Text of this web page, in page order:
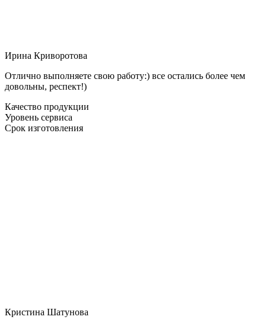
Ирина Криворотова
Отлично выполняете свою работу:) все остались более чем
довольны, респект!)
Качество продукции
Уровень сервиса
Срок изготовления
Кристина Шатунова